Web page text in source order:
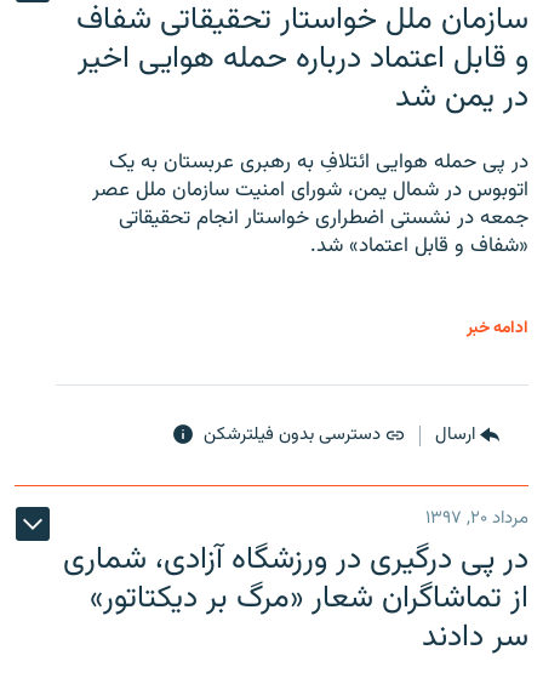
سازمان ملل خواستار تحقیقاتی شفاف
و قابل اعتماد درباره حمله هوایی اخیر
در یمن شد
در پی حمله هوایی ائتلافِ به رهبری عربستان به یک
اتوبوس در شمال یمن، شورای امنیت سازمان ملل عصر
جمعه در نشستی اضطراری خواستار انجام تحقیقاتی
«شفاف و قابل اعتماد» شد.
ادامه خبر
ارسال دسترسی بدون فیلترشکن
مرداد ۲۰, ۱۳۹۷
در پی درگیری در ورزشگاه آزادی، شماری
از تماشاگران شعار «مرگ بر دیکتاتور»
سر دادند